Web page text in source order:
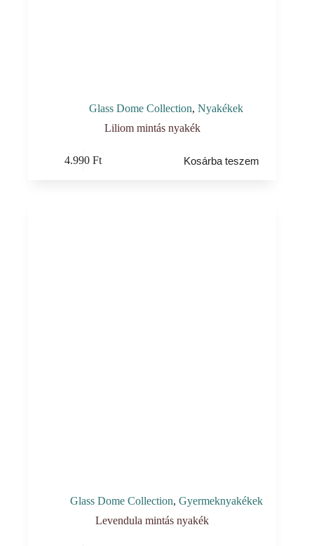
Glass Dome Collection,Nyakékek
Liliom mintás nyakék
4.990Ft Kosárba teszem
Glass Dome Collection, Gyermeknyakékek
Levendula mintás nyakék